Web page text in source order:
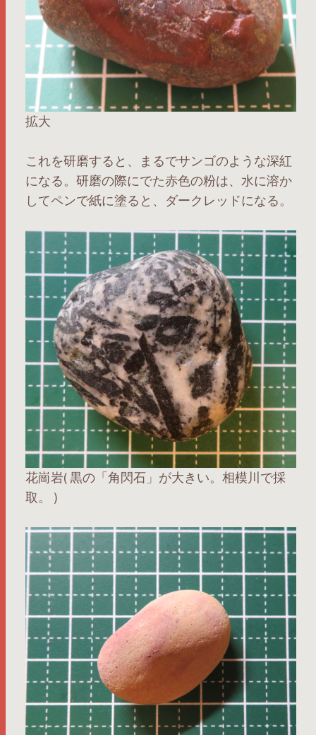
拡大
これを研磨すると、まるでサンゴのような深紅
になる。研磨の際にでた赤色の粉は、水に溶か
してペンで紙に塗ると、ダークレッドになる。
花崗岩( 黒の「角閃石」が大きい。相模川で採
取。 )